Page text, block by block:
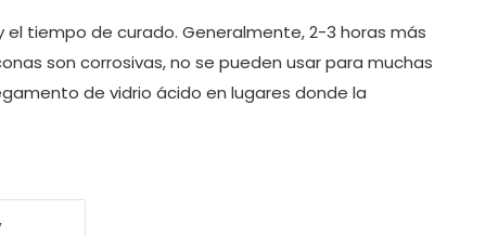
el tiempo de curado. Generalmente, 2-3 horas más
son corrosivas, no se pueden usar para muchas
de vidrio ácido en lugares donde la